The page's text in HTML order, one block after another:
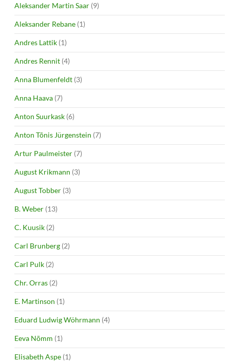
Aleksander Martin Saar (9)
Aleksander Rebane (1)
Andres Lattik (1)
Andres Rennit (4)
Anna Blumenfeldt (3)
Anna Haava (7)
Anton Suurkask (6)
Anton Tõnis Jürgenstein (7)
Artur Paulmeister (7)
August Krikmann (3)
August Tobber (3)
B. Weber (13)
C. Kuusik (2)
Carl Brunberg (2)
Carl Pulk (2)
Chr. Orras (2)
E. Martinson (1)
Eduard Ludwig Wöhrmann (4)
Eeva Nõmm (1)
Elisabeth Aspe (1)